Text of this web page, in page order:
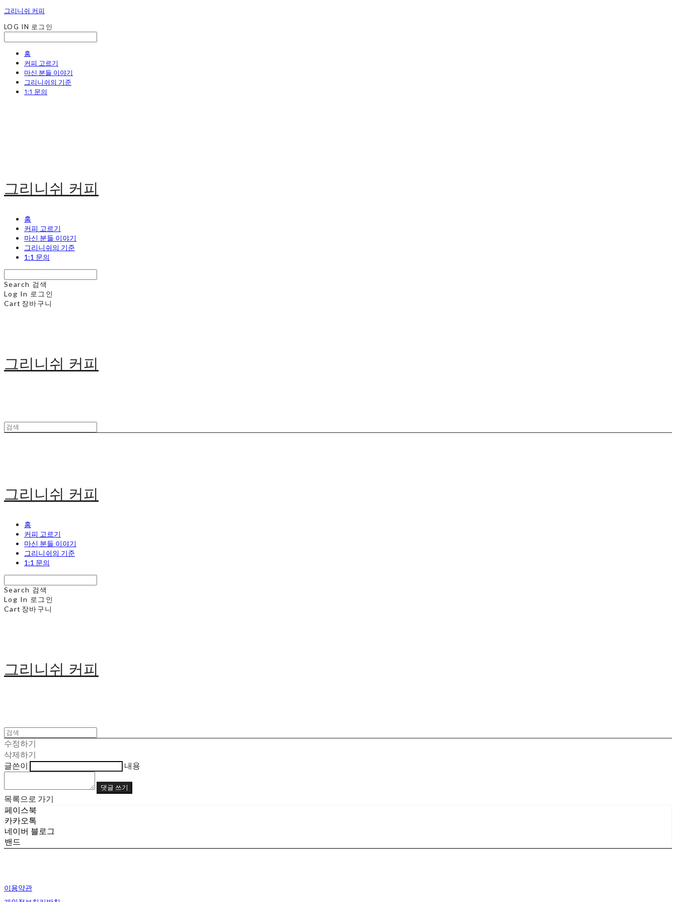
그리니쉬 커피
LOG IN 로그인
홈
커피 고르기
마신 분들 이야기
그리니쉬의 기준
1:1 문의
그리니쉬 커피
홈
커피 고르기
마신 분들 이야기
그리니쉬의 기준
1:1 문의
Search 검색
Log In 로그인
Cart 장바구니
그리니쉬 커피
그리니쉬 커피
홈
커피 고르기
마신 분들 이야기
그리니쉬의 기준
1:1 문의
Search 검색
Log In 로그인
Cart 장바구니
그리니쉬 커피
수정하기
삭제하기
글쓴이
내용
댓글 쓰기
목록으로 가기
페이스북
카카오톡
네이버 블로그
밴드
이용약관